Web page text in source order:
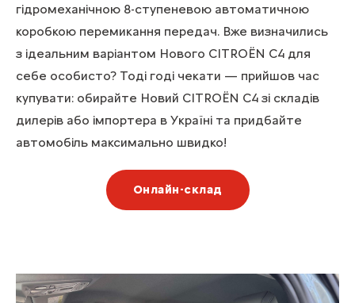
гідромеханічною 8-ступеневою автоматичною
коробкою перемикання передач. Вже визначились
з ідеальним варіантом Нового CITROЁN С4 для
себе особисто? Тоді годі чекати — прийшов час
купувати: обирайте Новий CITROЁN С4 зі складів
дилерів або імпортера в Україні та придбайте
автомобіль максимально швидко!
Онлайн-склад